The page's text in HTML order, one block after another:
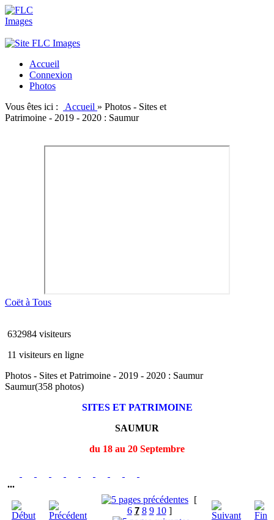
Accueil
Connexion
Photos
Vous êtes ici :
Accueil » Photos - Sites et
Patrimoine - 2019 - 2020 : Saumur
Coët à Tous
632984 visiteurs
11 visiteurs en ligne
Photos - Sites et Patrimoine - 2019 - 2020 : Saumur
Saumur(358 photos)
SITES ET PATRIMOINE
SAUMUR
du 18 au 20 Septembre
...
[
6 7 8 9 10]